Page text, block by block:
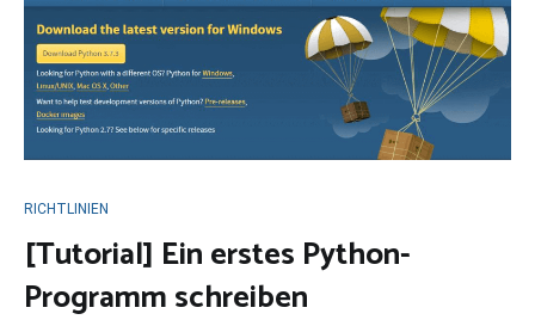
RICHTLINIEN
[Tutorial] Ein erstes Python-
Programm schreiben